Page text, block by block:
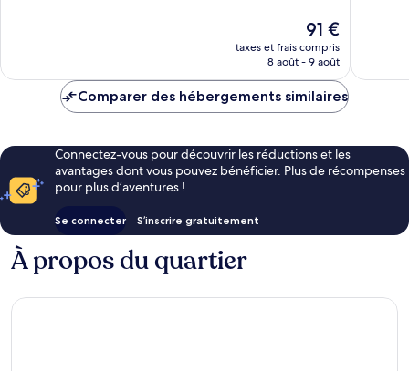
Le
nouveau
prix
de
91 €
taxes et frais compris
8 août - 9 août
Comparer des hébergements similaires
Connectez-vous pour découvrir les réductions et les
avantages dont vous pouvez bénéficier. Plus de récompenses
pour plus d’aventures !
Se connecter S’inscrire gratuitement
À propos du quartier